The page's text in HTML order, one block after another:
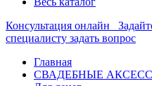
Консультация онлайн
специалисту задать вопрос
Главная
СВАДЕБНЫЕ